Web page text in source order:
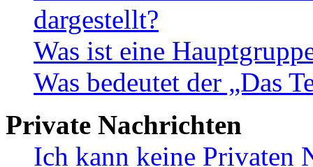
dargestellt?
Was ist eine
Was bedeutet der „Das
Private Nachrichten
Ich kann keine Privaten